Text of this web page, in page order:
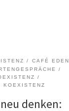
CAFÉ EDEN
KOEXISTENZ
denken: